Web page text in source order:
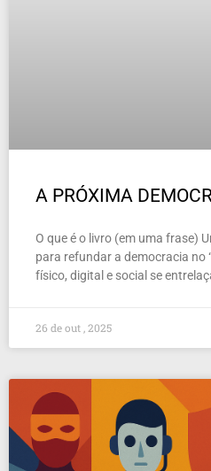
A PRÓXIMA
O que é o livro (em uma frase)
para refundar a democracia no
físico, digital e social se
26 de out , 2025